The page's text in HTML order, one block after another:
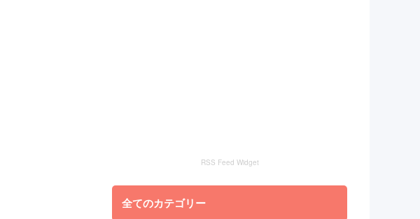
RSS Feed Widget
全てのカテゴリー